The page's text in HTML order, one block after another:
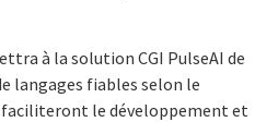
à la solution CGI PulseAI de
langages fiables selon le
faciliteront le développement et